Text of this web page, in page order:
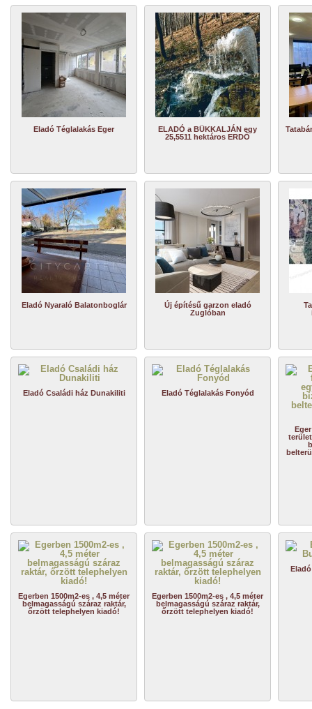
Eladó Téglalakás Eger
ELADÓ a BÜKKALJÁN egy
25,5511 hektáros ERDŐ
Eladó Nyaraló Balatonboglár
Új építésű garzon eladó
Zuglóban
Eladó Családi ház Dunakiliti Eladó Téglalakás Fonyód
Egerben 1500m2-es , 4,5 méter
belmagasságú száraz raktár,
őrzött telephelyen kiadó!
Egerben 1500m2-es , 4,5 méter
belmagasságú száraz raktár,
őrzött telephelyen kiadó!